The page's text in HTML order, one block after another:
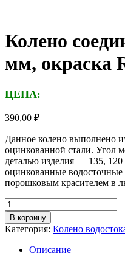
Колено
мм, окраска
ЦЕНА:
390,00 ₽
Данное колено выполнено
оцинкованной стали. Угол
деталью изделия — 135,
оцинкованные
порошковым красителем в
Количество
товара
Колено
соединительное
В корзину
Категория: Колено
Описание